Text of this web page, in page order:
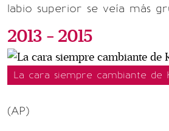
labio superior se veía más
2013 - 2015
La cara siempre cambiante de
(AP)